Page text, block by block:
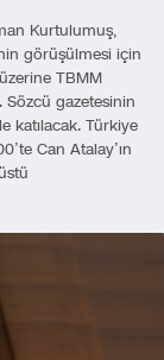
Kurtulumuş,
görüşülmesi için
TBMM
Sözcü gazetesinin
katılacak. Türkiye
Can Atalay’ın